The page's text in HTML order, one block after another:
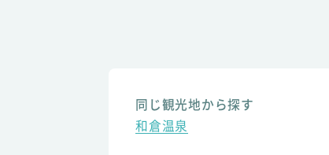
同じ観光地から探す
和倉温泉